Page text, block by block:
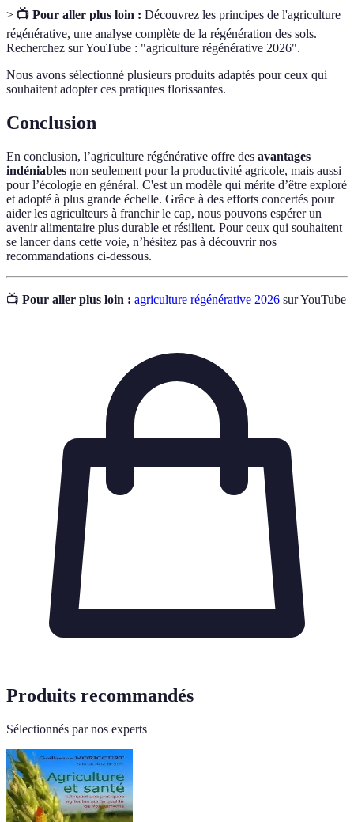
> 📺 Pour aller plus loin : Découvrez les principes de l'agriculture
régénérative, une analyse complète de la régénération des sols.
Recherchez sur YouTube : "agriculture régénérative 2026".
Nous avons sélectionné plusieurs produits adaptés pour ceux qui
souhaitent adopter ces pratiques florissantes.
Conclusion
En conclusion, l’agriculture régénérative offre des avantages
indéniables non seulement pour la productivité agricole, mais aussi
pour l’écologie en général. C'est un modèle qui mérite d’être exploré
et adopté à plus grande échelle. Grâce à des efforts concertés pour
aider les agriculteurs à franchir le cap, nous pouvons espérer un
avenir alimentaire plus durable et résilient. Pour ceux qui souhaitent
se lancer dans cette voie, n’hésitez pas à découvrir nos
recommandations ci-dessous.
📺 Pour aller plus loin : agriculture régénérative 2026 sur YouTube
Produits recommandés
Sélectionnés par nos experts